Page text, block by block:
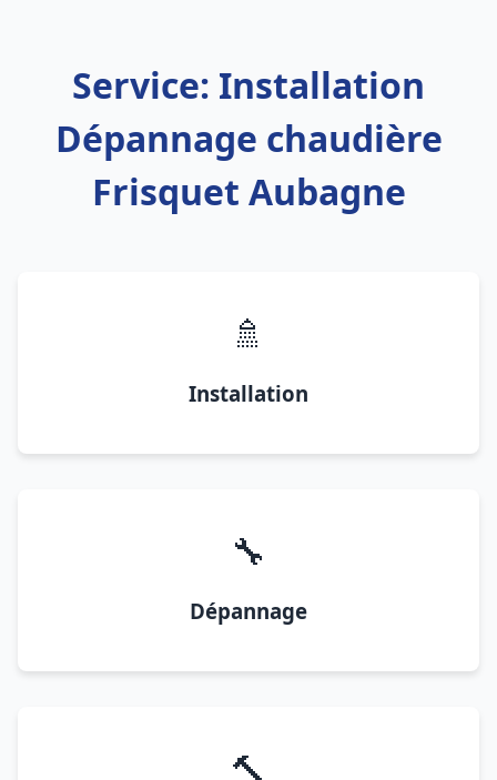
Service: Installation
Dépannage chaudière
Frisquet Aubagne
🚿
Installation
🔧
Dépannage
🔨